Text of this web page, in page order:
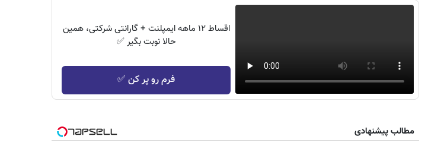
اقساط ۱۲ ماهه ایمپلنت + گارانتی شرکتی، همین
حالا نوبت بگیر ✅
فرم رو پر کن ✅
مطالب پیشنهادی